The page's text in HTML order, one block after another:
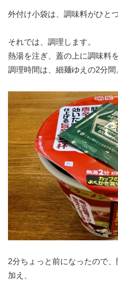
外付け小袋は、調味料がひと
それでは、調理します。
熱湯を注ぎ、蓋の上に調味料
調理時間は、細麺ゆえの2分間
2分ちょっと前になったので
加え、